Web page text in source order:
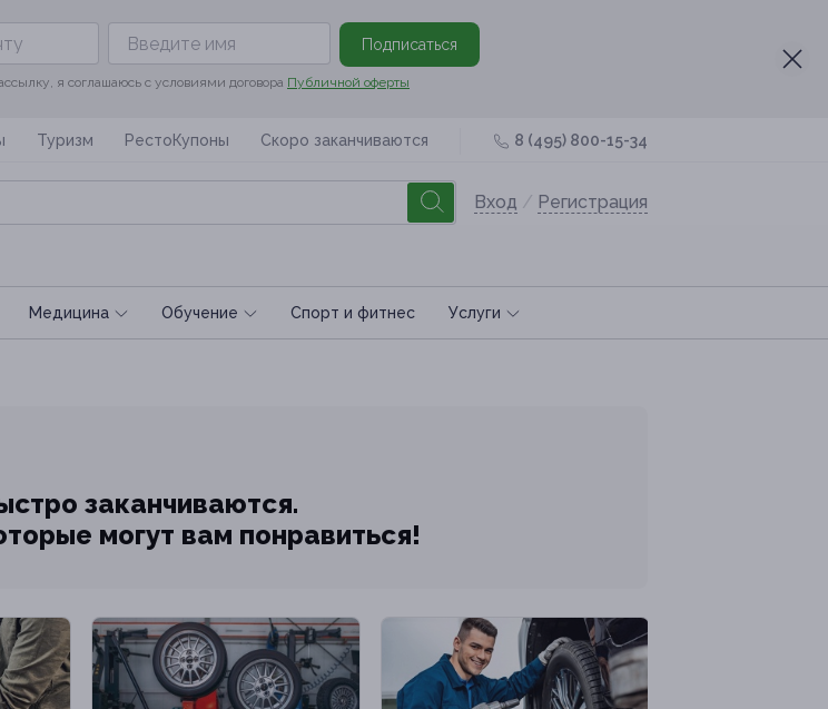
Подписаться
я соглашаюсь с условиями договора Публичной оферты
Туризм РестоКупоны Скоро заканчиваются 8 (495) 800-15-34
Вход / Регистрация
Медицина Обучение Спoрт и фитнес Услуги
заканчиваются.
могут вам понравиться!